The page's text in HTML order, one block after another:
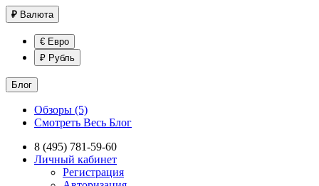
₽ Валюта
€ Евро
₽ Рубль
Блог
Обзоры (5)
Смотреть Весь Блог
8 (495) 781-59-60
Личный кабинет
Регистрация